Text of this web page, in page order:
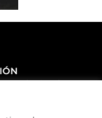
a la tienda